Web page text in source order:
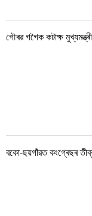
গৌৰৱ গগৈক কটাক্ষ
বকো-ছয়গাঁৱত কংগ্ৰেছৰ